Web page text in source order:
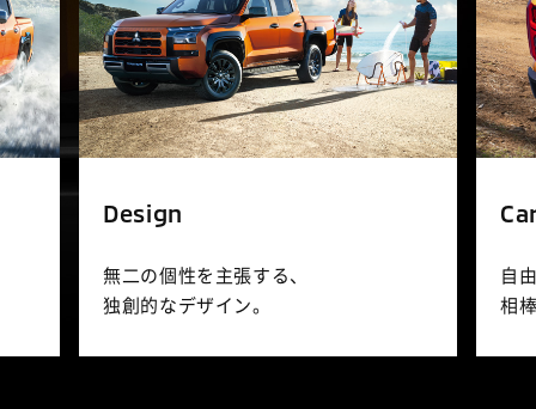
Design
無二の個性を主張する、
独創的なデザイン。
自
相